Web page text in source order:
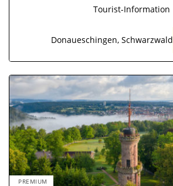
Tourist-Information
Donaueschingen, Schwarzwald
PREMIUM